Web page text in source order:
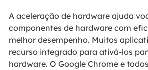
A aceleração de hardware ajuda
componentes de hardware com
melhor desempenho. Muitos
recurso integrado para ativá-los
hardware. O Google Chrome e